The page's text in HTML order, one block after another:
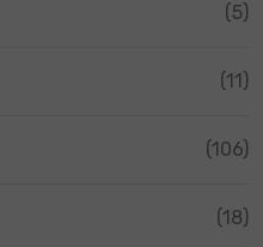
(5)
(11)
(106)
(18)